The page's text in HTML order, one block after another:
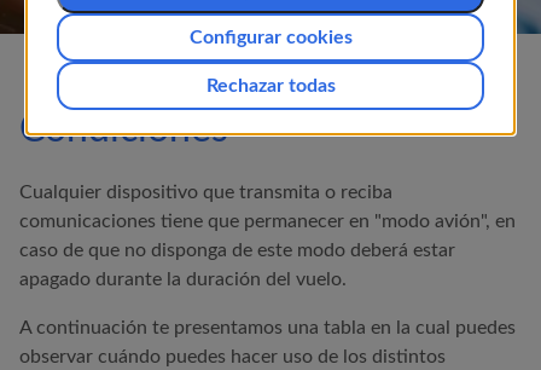
Condiciones
Cualquier dispositivo que transmita o reciba
comunicaciones tiene que permanecer en "modo avión", en
caso de que no disponga de este modo deberá estar
apagado durante la duración del vuelo.
A continuación te presentamos una tabla en la cual puedes
observar cuándo puedes hacer uso de los distintos
Rechazar todas
Configurar cookies